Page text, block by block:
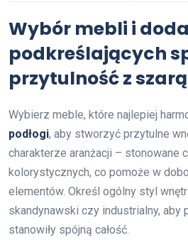
Wybór mebli i
podkreślających
przytulność z
Wybierz meble, które najlepiej
podłogi, aby stworzyć przytulne
charakterze aranżacji – stonowane
kolorystycznych, co pomoże w
elementów. Określ ogólny styl
skandynawski czy industrialny, aby
stanowiły spójną całość.